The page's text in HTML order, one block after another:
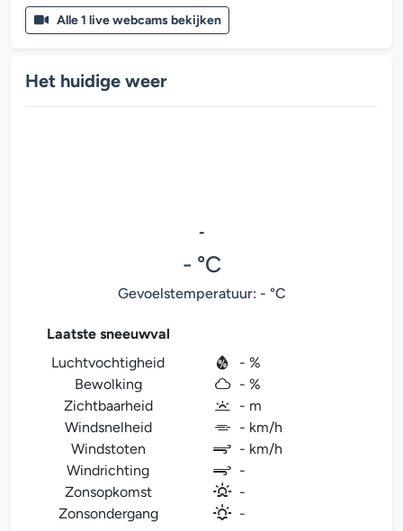
Alle 1 live webcams bekijken
Het huidige weer
-
- °C
Gevoelstemperatuur: - °C
Laatste sneeuwval
Luchtvochtigheid
- %
Bewolking
- %
Zichtbaarheid
- m
Windsnelheid
- km/h
Windstoten
- km/h
Windrichting
-
Zonsopkomst
-
Zonsondergang
-